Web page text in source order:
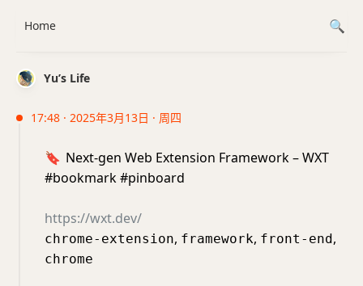
Yu’s Life
17:48 · 2025年3月13日 · 周四
🔖 Next-gen Web Extension Framework – WXT
#bookmark #pinboard
https://wxt.dev/
chrome-extension, framework, front-end,
chrome
Home